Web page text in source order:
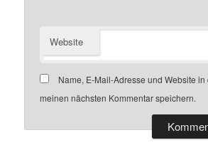
Website
Name, E-Mail-Adresse und Website
meinen nächsten Kommentar speichern.